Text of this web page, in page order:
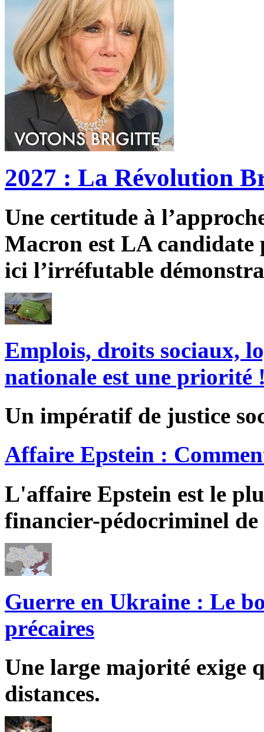
2027 : La Révolution
Une certitude à
Macron est LA candidate
ici l’irréfutable
Emplois, droits sociaux,
nationale est une priorité
Un impératif de justice
Affaire Epstein :
L'affaire Epstein est le
financier-pédocriminel
Guerre en Ukraine : Le
précaires
Une large majorité exige
distances.